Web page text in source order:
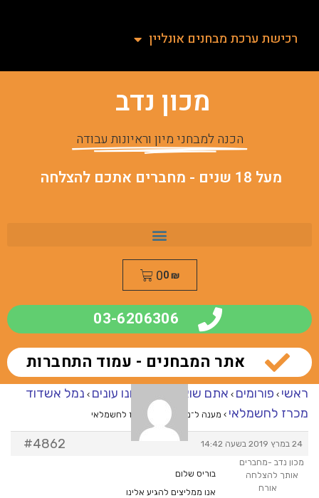
רכישת ערכת מבחנים אונליין
מכון נדב
הכנה למבחני מיון וראיונות עבודה
מעל 18 שנים - מחברים אתכם להצלחה
0₪
0
03-6206306
אתר המבחנים - עמוד התחברות
ראשי › פורומים › אתם שואלים – אנחנו עונים › נמל אשדוד
מכרז לחשמלאי › מענה ל־נמל אשדוד מכרז לחשמלאי
24 במרץ 2019 בשעה 14:42 #4862
מכון נדב -מחברים
אותך להצלחה
אורח
בוריס שלום
אנו ממליצים להגיע אלינו